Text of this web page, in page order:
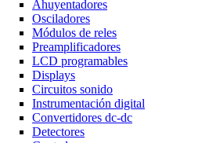
Ahuyentadores
Osciladores
Módulos de reles
Preamplificadores
LCD programables
Displays
Circuitos sonido
Instrumentación digital
Convertidores dc-dc
Detectores